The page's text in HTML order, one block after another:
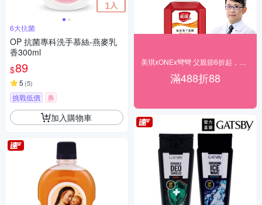
6大抗菌
OP 抗菌專科洗手慕絲-燕麥乳
香300ml
$89
5 (5)
挑戰低價 券
加入購物車
滿488折88